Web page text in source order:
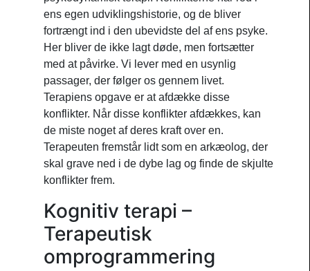
ens egen udviklingshistorie, og de bliver
fortrængt ind i den ubevidste del af ens psyke.
Her bliver de ikke lagt døde, men fortsætter
med at påvirke. Vi lever med en usynlig
passager, der følger os gennem livet.
Terapiens opgave er at afdække disse
konflikter. Når disse konflikter afdækkes, kan
de miste noget af deres kraft over en.
Terapeuten fremstår lidt som en arkæolog, der
skal grave ned i de dybe lag og finde de skjulte
konflikter frem.
Kognitiv terapi –
Terapeutisk
omprogrammering